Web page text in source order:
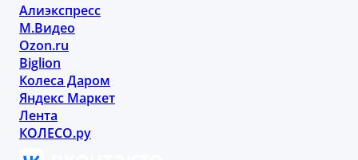
Алиэкспресс
М.Видео
Ozon.ru
Biglion
Колеса Даром
Яндекс Маркет
Лента
КОЛЕСО.ру